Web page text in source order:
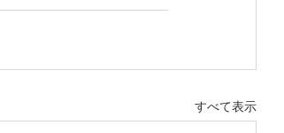
すべて表示